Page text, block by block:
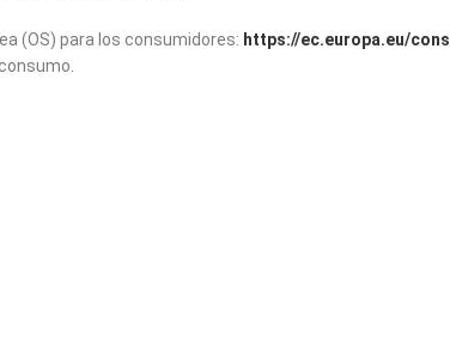
(OS) para los consumidores: https://ec.europa.eu/